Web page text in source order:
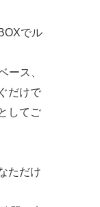
でル
ース、
だけで
してご
ただけ